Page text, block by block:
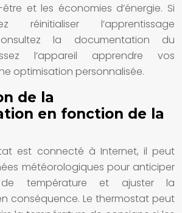
et les économies d’énergie. Si
réinitialiser l’apprentissage
la documentation du
l’appareil apprendre vos
optimisation personnalisée.
de la
en fonction de la
est connecté à Internet, il peut
météorologiques pour anticiper
température et ajuster la
conséquence. Le thermostat peut